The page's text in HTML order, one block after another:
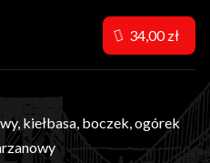
kiełbasa, boczek, ogórek